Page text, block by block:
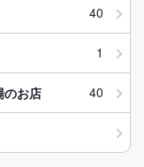
40
1
のお店 40